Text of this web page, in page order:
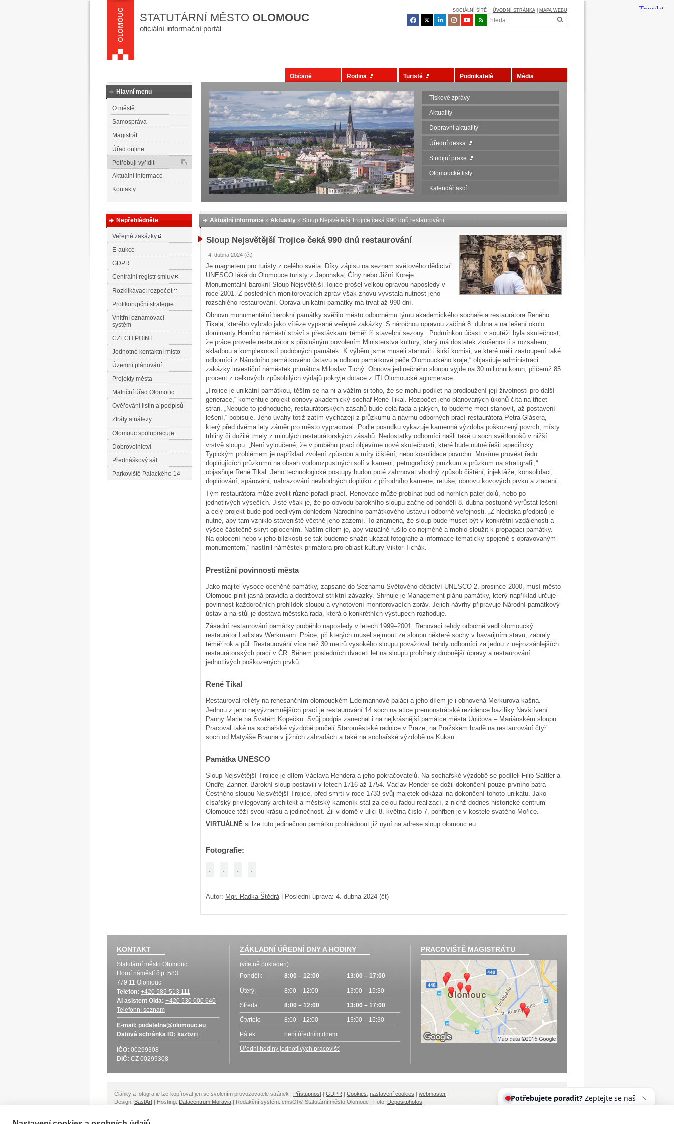
STATUTÁRNÍ MĚSTO OLOMOUC
oficiální informační portál
SOCIÁLNÍ SÍTĚ ÚVODNÍ STRÁNKA MAPA WEBU
Hlavní menu
O městě
Samospráva
Magistrát
Úřad online
Potřebuji vyřídit
Aktuální informace
Kontakty
Občané Rodina Turisté Podnikatelé Média
Tiskové zprávy
Aktuality
Dopravní aktuality
Úřední deska
Studijní praxe
Olomoucké listy
Kalendář akcí
Nepřehlédněte
Veřejné zakázky
E-aukce
GDPR
Centrální registr smluv
Rozklikávací rozpočet
Protikorupční strategie
Vnitřní oznamovací
systém
CZECH POINT
Jednotné kontaktní místo
Územní plánování
Projekty města
Matriční úřad Olomouc
Ověřování listin a podpisů
Ztráty a nálezy
Olomouc spolupracuje
Dobrovolnictví
Přednáškový sál
Parkoviště Palackého 14
Aktuální informace » Aktuality » Sloup Nejsvětější Trojice čeká 990 dnů restaurování
Sloup Nejsvětější Trojice čeká 990 dnů restaurování
4. dubna 2024 (čt)
Je magnetem pro turisty z celého světa. Díky zápisu na seznam světového dědictví
UNESCO láká do Olomouce turisty z Japonska, Číny nebo Jižní Koreje.
Monumentální barokní Sloup Nejsvětější Tojice prošel velkou opravou naposledy v
roce 2001. Z posledních monitorovacích zpráv však znovu vyvstala nutnost jeho
rozsáhlého restaurování. Oprava unikátní památky má trvat až 990 dní.
Obnovu monumentální barokní památky svěřilo město odbornému týmu akademického sochaře a restaurátora Reného
Tikala, kterého vybralo jako vítěze vypsané veřejné zakázky. S náročnou opravou začíná 8. dubna a na lešení okolo
dominanty Horního náměstí stráví s přestávkami téměř tři stavební sezony. „Podmínkou účasti v soutěži byla skutečnost,
že práce provede restaurátor s příslušným povolením Ministerstva kultury, který má dostatek zkušeností s rozsahem,
skladbou a komplexností podobných památek. K výběru jsme museli stanovit i širší komisi, ve které měli zastoupení také
odborníci z Národního památkového ústavu a odboru památkové péče Olomouckého kraje,“ objasňuje administraci
zakázky investiční náměstek primátora Miloslav Tichý. Obnova jedinečného sloupu vyjde na 30 milionů korun, přičemž 85
procent z celkových způsobilých výdajů pokryje dotace z ITI Olomoucké aglomerace.
„Trojice je unikátní památkou, těším se na ni a vážím si toho, že se mohu podílet na prodloužení její životnosti pro další
generace,“ komentuje projekt obnovy akademický sochař René Tikal. Rozpočet jeho plánovaných úkonů čítá na třicet
stran. „Nebude to jednoduché, restaurátorských zásahů bude celá řada a jakých, to budeme moci stanovit, až postavení
lešení,“ popisuje. Jeho úvahy totiž zatím vycházejí z průzkumu a návrhu odborných prací restaurátora Petra Glásera,
který před dvěma lety záměr pro město vypracoval. Podle posudku vykazuje kamenná výzdoba poškozený povrch, místy
trhliny či dožilé tmely z minulých restaurátorských zásahů. Nedostatky odborníci našli také u soch světlonošů v nižší
vrstvě sloupu. „Není vyloučené, že v průběhu prací objevíme nové skutečnosti, které bude nutné řešit specificky.
Typickým problémem je například zvolení způsobu a míry čištění, nebo kosolidace povrchů. Musíme provést řadu
doplňujících průzkumů na obsah vodorozpustných solí v kameni, petrografický průzkum a průzkum na stratigrafii,“
objasňuje René Tikal. Jeho technologické postupy budou poté zahrnovat vhodný způsob čištění, injektáže, konsolidaci,
doplňování, spárování, nahrazování nevhodných doplňků z přírodního kamene, retuše, obnovu kovových prvků a zlacení.
Tým restaurátora může zvolit různé pořadí prací. Renovace může probíhat buď od horních pater dolů, nebo po
jednotlivých výsečích. Jisté však je, že po obvodu barokního sloupu začne od pondělí 8. dubna postupně vyrůstat lešení
a celý projekt bude pod bedlivým dohledem Národního památkového ústavu i odborné veřejnosti. „Z hlediska předpisů je
nutné, aby tam vzniklo staveniště včetně jeho zázemí. To znamená, že sloup bude muset být v konkrétní vzdálenosti a
výšce částečně skryt oplocením. Naším cílem je, aby vizuálně rušilo co nejméně a mohlo sloužit k propagaci památky.
Na oplocení nebo v jeho blízkosti se tak budeme snažit ukázat fotografie a informace tematicky spojené s opravovaným
monumentem,“ nastínil náměstek primátora pro oblast kultury Viktor Tichák.
Prestižní povinnosti města
Jako majitel vysoce oceněné památky, zapsané do Seznamu Světového dědictví UNESCO 2. prosince 2000, musí město
Olomouc plnit jasná pravidla a dodržovat striktní závazky. Shrnuje je Management plánu památky, který například určuje
povinnost každoročních prohlídek sloupu a vyhotovení monitorovacích zpráv. Jejich návrhy připravuje Národní památkový
ústav a na stůl je dostává městská rada, která o konkrétních výstupech rozhoduje.
Zásadní restaurování památky proběhlo naposledy v letech 1999–2001. Renovaci tehdy odborně vedl olomoucký
restaurátor Ladislav Werkmann. Práce, při kterých musel sejmout ze sloupu některé sochy v havarijním stavu, zabraly
téměř rok a půl. Restaurování více než 30 metrů vysokého sloupu považovali tehdy odborníci za jednu z nejrozsáhlejších
restaurátorských prací v ČR. Během posledních dvaceti let na sloupu probíhaly drobnější úpravy a restaurování
jednotlivých poškozených prvků.
René Tikal
Restauroval reliéfy na renesančním olomouckém Edelmannově paláci a jeho dílem je i obnovená Merkurova kašna.
Jednou z jeho nejvýznamnějších prací je restaurování 14 soch na atice premonstrátské rezidence baziliky Navštívení
Panny Marie na Svatém Kopečku. Svůj podpis zanechal i na nejkrásnější památce města Uničova – Mariánském sloupu.
Pracoval také na sochařské výzdobě průčelí Staroměstské radnice v Praze, na Pražském hradě na restaurování čtyř
soch od Matyáše Brauna v jižních zahradách a také na sochařské výzdobě na Kuksu.
Památka UNESCO
Sloup Nejsvětější Trojice je dílem Václava Rendera a jeho pokračovatelů. Na sochařské výzdobě se podíleli Filip Sattler a
Ondřej Zahner. Barokní sloup postavili v letech 1716 až 1754. Václav Render se dožil dokončení pouze prvního patra
Čestného sloupu Nejsvětější Trojice, před smrtí v roce 1733 svůj majetek odkázal na dokončení tohoto unikátu. Jako
císařský privilegovaný architekt a městský kameník stál za celou řadou realizací, z nichž dodnes historické centrum
Olomouce těží svou krásu a jedinečnost. Žil v domě v ulici 8. května číslo 7, pohřben je v kostele svatého Mořice.
VIRTUÁLNĚ si lze tuto jedinečnou památku prohlédnout již nyní na adrese sloup.olomouc.eu
Fotografie:
Autor: Mgr. Radka Štědrá| Poslední úprava: 4. dubna 2024 (čt)
KONTAKT
Statutární město Olomouc
Horní náměstí č.p. 583
779 11 Olomouc
Telefon: +420 585 513 111
AI asistent Olda: +420 530 000 640
Telefonní seznam
E-mail: podatelna@olomouc.eu
Datová schránka ID: kazbzri
IČO: 00299308
DIČ: CZ 00299308
ZÁKLADNÍ ÚŘEDNÍ DNY A HODINY
(včetně pokladen)
Pondělí:
8:00 – 12:00 13:00 – 17:00
Úterý: 8:00 – 12:00 13:00 – 15:30
Středa: 8:00 – 12:00 13:00 – 17:00
Čtvrtek: 8:00 – 12:00 13:00 – 15:30
Pátek: není úředním dnem
Úřední hodiny jednotlivých pracovišť
PRACOVIŠTĚ MAGISTRÁTU
Články a fotografie lze kopírovat jen se svolením provozovatele stránek | Přístupnost | GDPR | Cookies nastavení cookies | webmaster
Design: BastArt | Hosting: Datacentrum Moravia | Redakční systém: cmsOl © Statutární město Olomouc | Foto: Depositphotos
Potřebujete poradit?
našeho asistenta Oldy.